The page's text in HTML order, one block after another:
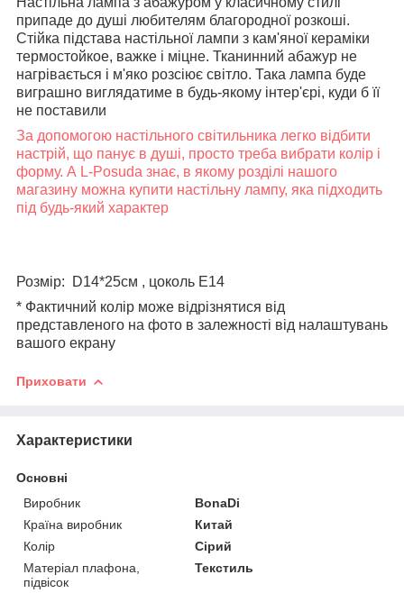
припаде до душі любителям благородної розкоші.
Стійка підстава настільної лампи з кам'яної кераміки
термостойкое, важке і міцне. Тканинний абажур не
нагрівається і м'яко розсіює світло. Така лампа буде
виграшно виглядатиме в будь-якому інтер'єрі, куди б її
не поставили
За допомогою настільного світильника легко відбити
настрій, що панує в душі, просто треба вибрати колір і
форму. А L-Posuda знає, в якому розділі нашого
магазину можна купити настільну лампу, яка підходить
під будь-який характер
Розмір:
D14*25см , цоколь E14
* Фактичний колір може відрізнятися від
представленого на фото в залежності від налаштувань
вашого екрану
Приховати
Характеристики
Основні
Виробник
BonaDi
Країна виробник
Китай
Колір
Сірий
Матеріал плафона,
підвісок
Текстиль